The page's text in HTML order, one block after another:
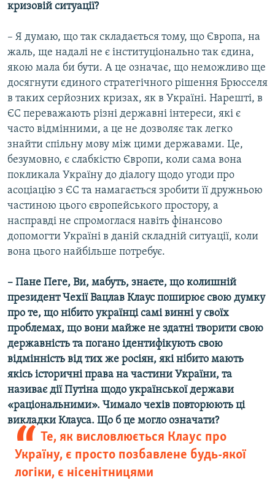
кризовій ситуації?
– Я думаю, що так складається тому, що Європа, на
жаль, ще надалі не є інституціонально так єдина,
якою мала би бути. А це означає, що неможливо ще
досягнути єдиного стратегічного рішення Брюсселя
в таких серйозних кризах, як в Україні. Нарешті, в
ЄС переважають різні державні інтереси, які є
часто відмінними, а це не дозволяє так легко
знайти спільну мову між цими державами. Це,
безумовно, є слабкістю Європи, коли сама вона
покликала Україну до діалогу щодо угоди про
асоціацію з ЄС та намагається зробити її дружньою
частиною цього європейського простору, а
насправді не спромоглася навіть фінансово
допомогти Україні в даній складній ситуації, коли
вона цього найбільше потребує.
– Пане Пеге, Ви, мабуть, знаєте, що колишній
президент Чехії Вацлав Клаус поширює свою думку
про те, що нібито українці самі винні у своїх
проблемах, що вони майже не здатні творити свою
державність та погано ідентифікують свою
відмінність від тих же росіян, які нібито мають
якісь історичні права на частини України, та
називає дії Путіна щодо української держави
«раціональними». Чимало чехів повторюють ці
викладки Клауса. Що б це могло означати?
Те, як висловлюється Клаус про
Україну, є просто позбавлене будь-якої
логіки, є нісенітницями